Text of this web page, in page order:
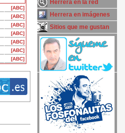
[ABC]
[ABC]
[ABC]
[ABC]
[ABC]
[ABC]
[ABC]
Herrera en la red
Herrera en imágenes
Sitios que me gustan